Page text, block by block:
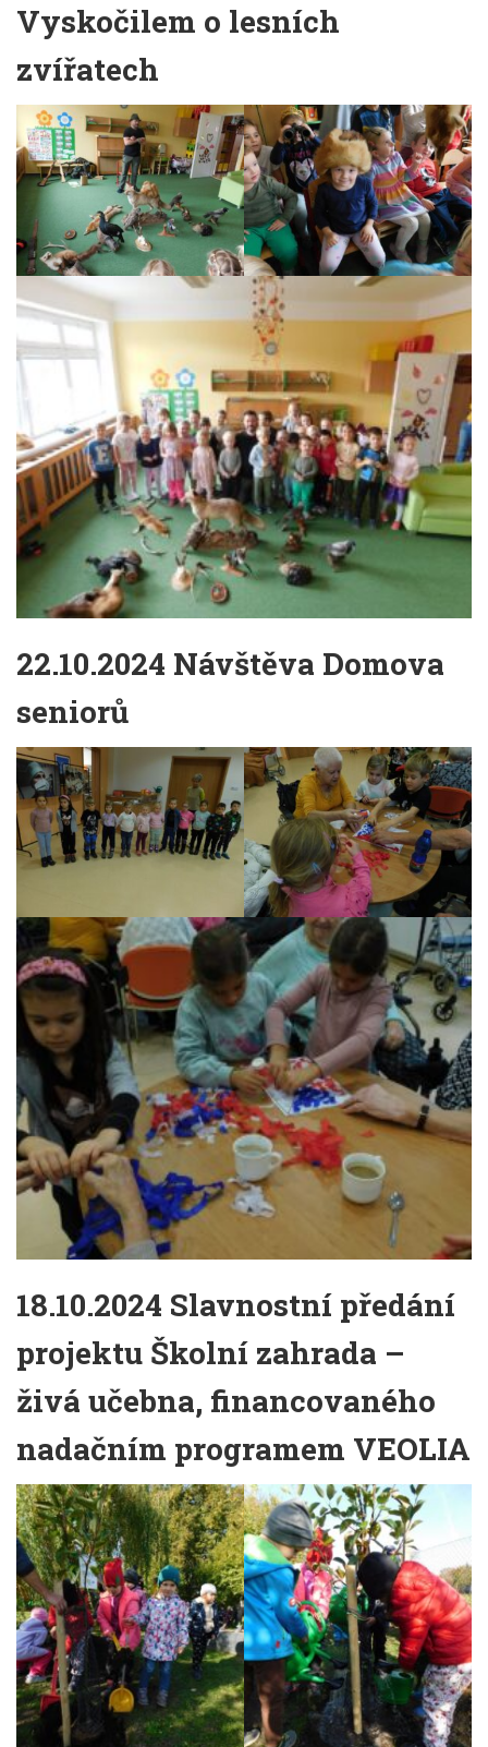
Vyskočilem o lesních
zvířatech
22.10.2024 Návštěva Domova
seniorů
18.10.2024 Slavnostní předání
projektu Školní zahrada –
živá učebna, financovaného
nadačním programem VEOLIA